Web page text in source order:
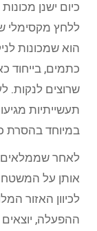
כיום ישנן
ללחץ מקסימלי
הוא שמכונות
כתמים, בייחוד
שרוצים לנקות.
תעשייתיות
במיוחד בהסרת
לאחר שממלאים
אותן על המשטח
לכיוון האזור
ההפעלה,